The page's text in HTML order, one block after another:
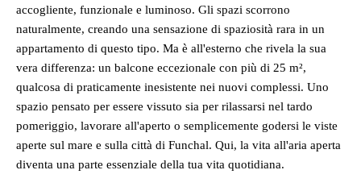
accogliente, funzionale e luminoso. Gli spazi scorrono
naturalmente, creando una sensazione di spaziosità rara in un
appartamento di questo tipo. Ma è all'esterno che rivela la sua
vera differenza: un balcone eccezionale con più di 25 m²,
qualcosa di praticamente inesistente nei nuovi complessi. Uno
spazio pensato per essere vissuto sia per rilassarsi nel tardo
pomeriggio, lavorare all'aperto o semplicemente godersi le viste
aperte sul mare e sulla città di Funchal. Qui, la vita all'aria aperta
diventa una parte essenziale della tua vita quotidiana.